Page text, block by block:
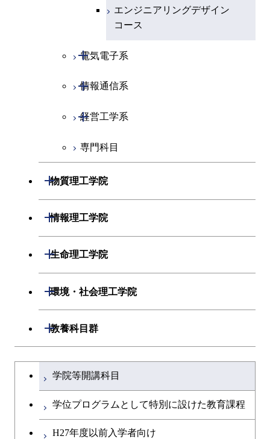
エネルギーコース
地球惑星科学コース
エンジニアリングデザイン
コース
ライフエンジニアリングコ
エンジニアリングデザイン
コース
電気電子系
開閉
電気電子コース
エネルギーコース
ライフエンジニアリングコ
ース
情報通信系
開閉
情報通信コース
エンジニアリングデザイン
コース
経営工学系
開閉
経営工学コース
専門科目
物質理工学院
開閉
材料系
開閉
エネルギーコース
応用化学コース
原子核工学コース
専門科目
情報理工学院
開閉
数理・計算科学系
開閉
知能情報コース
情報工学コース
知能情報コース
専門科目
生命理工学院
開閉
生命理工学系
開閉
ライフエンジニアリングコ
ース
環境・社会理工学院
開閉
建築学系
開閉
コース
都市・環境学コース
コース
開閉
教養科目群
開閉
文系教養科目
英語科目
第二外国語科目
大学院課程を切り替える
学院等開講科目
学位プログラムとして特別に設けた教育課程
H27年度以前入学者向け